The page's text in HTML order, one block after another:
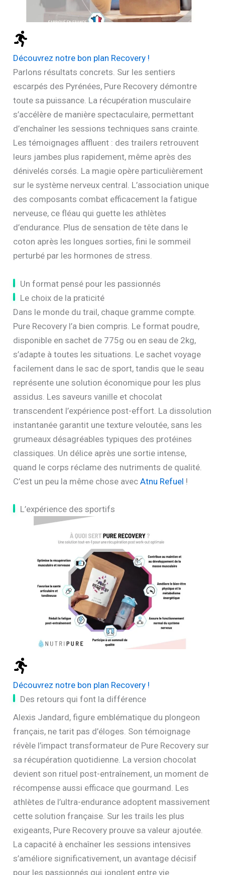
Découvrez notre bon plan Recovery !
Parlons résultats concrets. Sur les sentiers
escarpés des Pyrénées, Pure Recovery démontre
toute sa puissance. La récupération musculaire
s’accélère de manière spectaculaire, permettant
d’enchaîner les sessions techniques sans crainte.
Les témoignages affluent : des trailers retrouvent
leurs jambes plus rapidement, même après des
dénivelés corsés. La magie opère particulièrement
sur le système nerveux central. L’association unique
des composants combat efficacement la fatigue
nerveuse, ce fléau qui guette les athlètes
d’endurance. Plus de sensation de tête dans le
coton après les longues sorties, fini le sommeil
perturbé par les hormones de stress.
Un format pensé pour les passionnés
Le choix de la praticité
Dans le monde du trail, chaque gramme compte.
Pure Recovery l’a bien compris. Le format poudre,
disponible en sachet de 775g ou en seau de 2kg,
s’adapte à toutes les situations. Le sachet voyage
facilement dans le sac de sport, tandis que le seau
représente une solution économique pour les plus
assidus. Les saveurs vanille et chocolat
transcendent l’expérience post-effort. La dissolution
instantanée garantit une texture veloutée, sans les
grumeaux désagréables typiques des protéines
classiques. Un délice après une sortie intense,
quand le corps réclame des nutriments de qualité.
C’est un peu la même chose avecAtnu Refuel !
L’expérience des sportifs
Découvrez notre bon plan Recovery !
Des retours qui font la différence
Alexis Jandard, figure emblématique du plongeon
français, ne tarit pas d’éloges. Son témoignage
révèle l’impact transformateur de Pure Recovery sur
sa récupération quotidienne. La version chocolat
devient son rituel post-entraînement, un moment de
récompense aussi efficace que gourmand. Les
athlètes de l’ultra-endurance adoptent massivement
cette solution française. Sur les trails les plus
exigeants, Pure Recovery prouve sa valeur ajoutée.
La capacité à enchaîner les sessions intensives
s’améliore significativement, un avantage décisif
pour les passionnés qui jonglent entre vie